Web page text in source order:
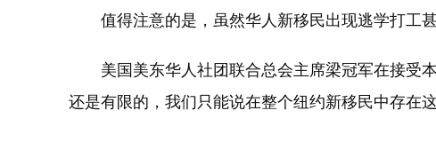
值得注意的是，虽然华人新移民出现逃学打工甚
美国美东华人社团联合总会主席梁冠军在接受本
还是有限的，我们只能说在整个纽约新移民中存在